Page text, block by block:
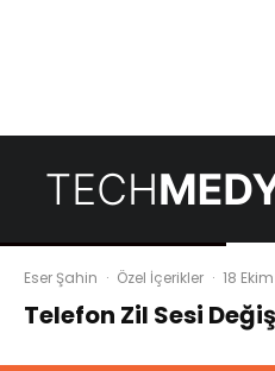
Eser Şahin · Özel İçerikler · 18
Telefon Zil Sesi